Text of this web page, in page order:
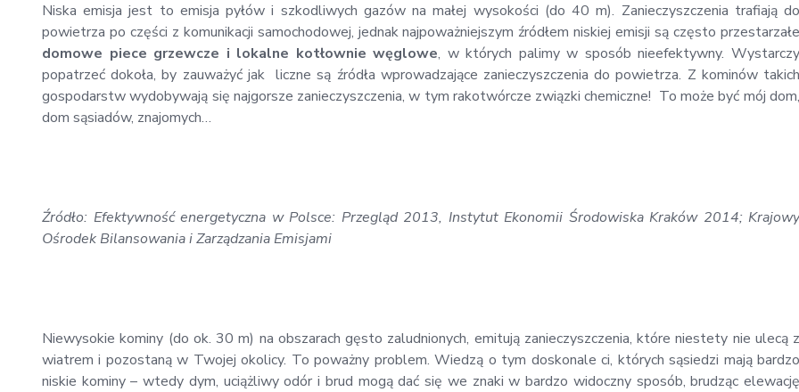
Niska emisja jest to emisja pyłów i szkodliwych gazów na małej wysokości (do 40 m). Zanieczyszczenia trafiają do
powietrza po części z komunikacji samochodowej, jednak najpoważniejszym źródłem niskiej emisji są często przestarzałe
domowe piece grzewcze i lokalne kotłownie węglowe, w których palimy w sposób nieefektywny. Wystarczy
popatrzeć dokoła, by zauważyć jak liczne są źródła wprowadzające zanieczyszczenia do powietrza. Z kominów takich
gospodarstw wydobywają się najgorsze zanieczyszczenia, w tym rakotwórcze związki chemiczne! To może być mój dom,
dom sąsiadów, znajomych…
Źródło: Efektywność energetyczna w Polsce: Przegląd 2013, Instytut Ekonomii Środowiska Kraków 2014; Krajowy
Ośrodek Bilansowania i Zarządzania Emisjami
Niewysokie kominy (do ok. 30 m) na obszarach gęsto zaludnionych, emitują zanieczyszczenia, które niestety nie ulecą z
wiatrem i pozostaną w Twojej okolicy. To poważny problem. Wiedzą o tym doskonale ci, których sąsiedzi mają bardzo
niskie kominy – wtedy dym, uciążliwy odór i brud mogą dać się we znaki w bardzo widoczny sposób, brudząc elewację